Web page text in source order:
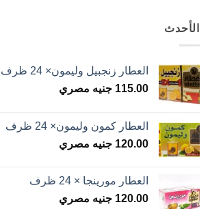
الأحدث
العطار زنجبيل وليمون× 24 ظرف
115.00 جنيه مصري
العطار كمون وليمون× 24 ظرف
120.00 جنيه مصري
العطار مورينجا × 24 ظرف
120.00 جنيه مصري